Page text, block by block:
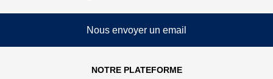
Nous envoyer un email
NOTRE PLATEFORME